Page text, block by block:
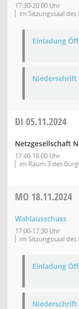
17:30-20:00 Uhr
im Sitzungssaal
Einladung
DI 05.11.2024
Netzgesellschaft
17:40-18:00 Uhr
im Raum 3 des
MO 18.11.2024
Wahlausschuss
17:00-17:30 Uhr
im Sitzungssaal
Einladung